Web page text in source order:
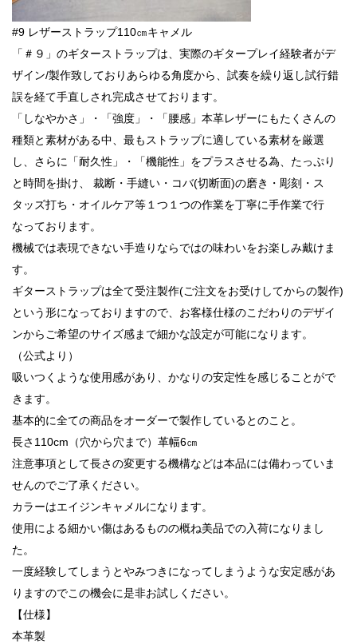
#9 レザーストラップ110㎝キャメル
「＃９」のギターストラップは、実際のギタープレイ経験者がデ
ザイン/製作致しておりあらゆる角度から、試奏を繰り返し試行錯
誤を経て手直しされ完成させております。
「しなやかさ」・「強度」・「腰感」本革レザーにもたくさんの
種類と素材がある中、最もストラップに適している素材を厳選
し、さらに「耐久性」・「機能性」をプラスさせる為、たっぷり
と時間を掛け、 裁断・手縫い・コバ(切断面)の磨き・彫刻・ス
タッズ打ち・オイルケア等１つ１つの作業を丁寧に手作業で行
なっております。
機械では表現できない手造りならではの味わいをお楽しみ戴けま
す。
ギターストラップは全て受注製作(ご注文をお受けしてからの製作)
という形になっておりますので、お客様仕様のこだわりのデザイ
ンからご希望のサイズ感まで細かな設定が可能になります。
（公式より）
吸いつくような使用感があり、かなりの安定性を感じることがで
きます。
基本的に全ての商品をオーダーで製作しているとのこと。
長さ110cm（穴から穴まで）革幅6㎝
注意事項として長さの変更する機構などは本品には備わっていま
せんのでご了承ください。
カラーはエイジンキャメルになります。
使用による細かい傷はあるものの概ね美品での入荷になりまし
た。
一度経験してしまうとやみつきになってしまうような安定感があ
りますのでこの機会に是非お試しください。
【仕様】
本革製